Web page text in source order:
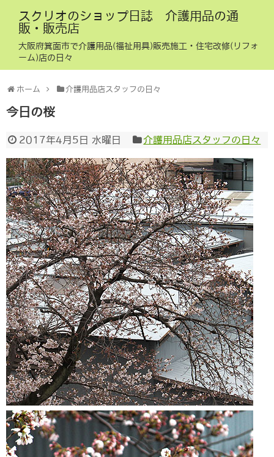
スクリオのショップ日誌 介護用品の通
販・販売店
大阪府箕面市で介護用品(福祉用具)販売施工・住宅改修(リフォ
ーム)店の日々
ホーム 介護用品店スタッフの日々
今日の桜
2017年4月5日 水曜日 介護用品店スタッフの日々